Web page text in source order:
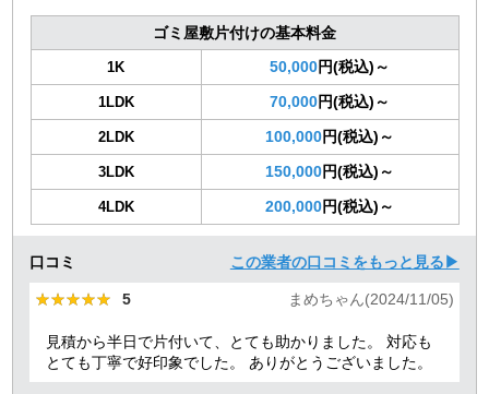
ゴミ屋敷片付けの基本料金
1K 50,000円(税込)～
1LDK 70,000円(税込)～
2LDK 100,000円(税込)～
3LDK 150,000円(税込)～
4LDK 200,000円(税込)～
口コミ この業者の口コミをもっと見る▶
★★★★★
★★★★★ 5 まめちゃん(2024/11/05)
見積から半日で片付いて、とても助かりました。 対応も
とても丁寧で好印象でした。 ありがとうございました。